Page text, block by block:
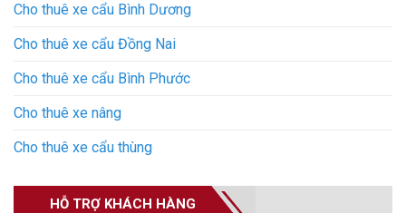
Cho thuê xe cẩu Bình Dương
Cho thuê xe cẩu Đồng Nai
Cho thuê xe cẩu Bình Phước
Cho thuê xe nâng
Cho thuê xe cẩu thùng
HỖ TRỢ KHÁCH HÀNG